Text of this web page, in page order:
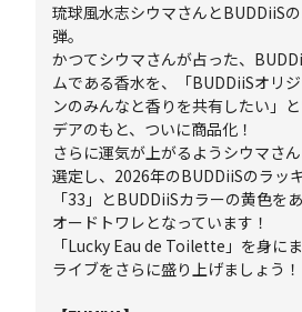
琉球風水志シウマさんとBUDDiiS
弾。
かつてシウマさんが占った、
ムである香水を、「BUDDiiSオリ
ンのみんなと香りを共有したい」
デアのもと、ついに商品化！
さらに運気が上がるようシウマさ
選定し、2026年のBUDDiiSのラッ
「33」とBUDDiiSカラーの黄色を
オードトワレとなっています！
「Lucky Eau de Toilette」を身に
ライブをさらに盛り上げましょう！